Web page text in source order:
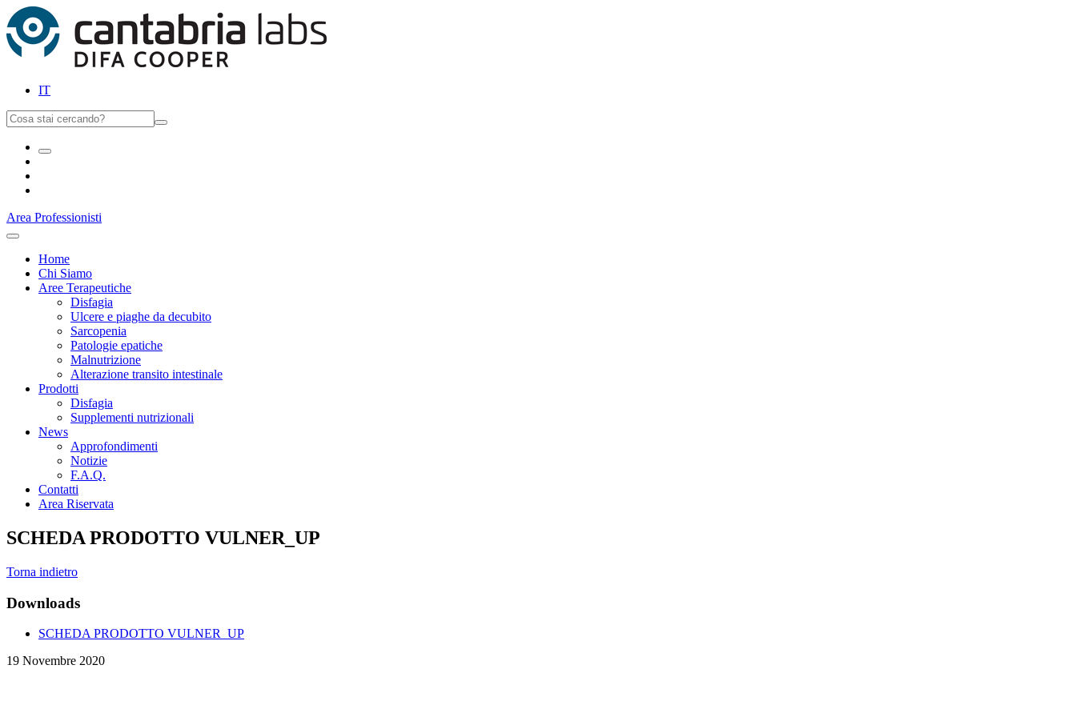
IT
Area Professionisti
Home
Chi Siamo
Aree Terapeutiche
Disfagia
Ulcere e piaghe da decubito
Sarcopenia
Patologie epatiche
Malnutrizione
Alterazione transito intestinale
Prodotti
Disfagia
Supplementi nutrizionali
News
Approfondimenti
Notizie
F.A.Q.
Contatti
Area Riservata
SCHEDA PRODOTTO VULNER_UP
Torna indietro
Downloads
SCHEDA PRODOTTO VULNER_UP
19 Novembre 2020